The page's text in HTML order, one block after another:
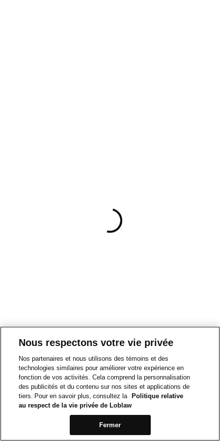
Nous respectons votre vie privée
Nos partenaires et nous utilisons des témoins et des
technologies similaires pour améliorer votre expérience en
fonction de vos activités. Cela comprend la personnalisation
des publicités et du contenu sur nos sites et applications de
tiers. Pour en savoir plus, consultez la
Politique relative
au respect de la vie privée de Loblaw
Fermer